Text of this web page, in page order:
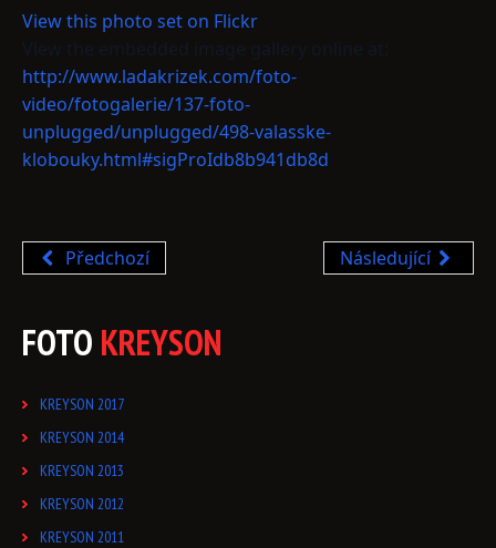
View this photo set on Flickr
View the embedded image gallery online at:
http://www.ladakrizek.com/foto-
video/fotogalerie/137-foto-
unplugged/unplugged/498-valasske-
klobouky.html#sigProIdb8b941db8d
Předchozí Následující
FOTO KREYSON
KREYSON 2017
KREYSON 2014
KREYSON 2013
KREYSON 2012
KREYSON 2011